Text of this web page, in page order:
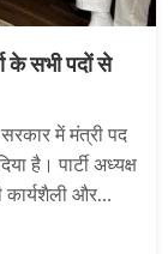
के सभी पदों से
में मंत्री पद
है। पार्टी अध्‍यक्ष
कार्यशैली और…